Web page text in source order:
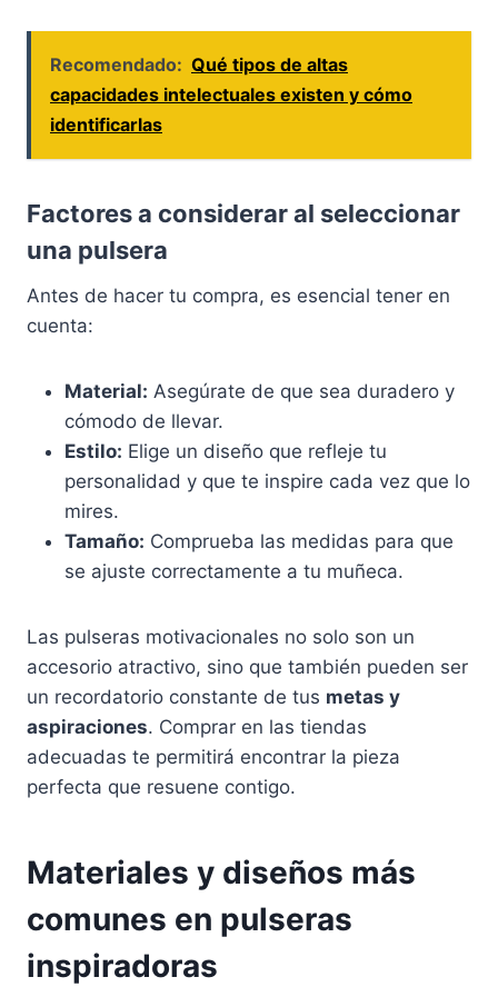
Recomendado: Qué tipos de altas
capacidades intelectuales existen y cómo
identificarlas
Factores a considerar al seleccionar
una pulsera
Antes de hacer tu compra, es esencial tener en
cuenta:
Material: Asegúrate de que sea duradero y
cómodo de llevar.
Estilo: Elige un diseño que refleje tu
personalidad y que te inspire cada vez que lo
mires.
Tamaño: Comprueba las medidas para que
se ajuste correctamente a tu muñeca.
Las pulseras motivacionales no solo son un
accesorio atractivo, sino que también pueden ser
un recordatorio constante de tus metas y
aspiraciones. Comprar en las tiendas
adecuadas te permitirá encontrar la pieza
perfecta que resuene contigo.
Materiales y diseños más
comunes en pulseras
inspiradoras